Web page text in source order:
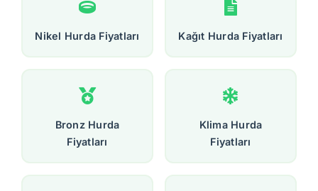
Nikel Hurda Fiyatları Kağıt Hurda Fiyatları
Bronz Hurda
Fiyatları
Klima Hurda
Fiyatları